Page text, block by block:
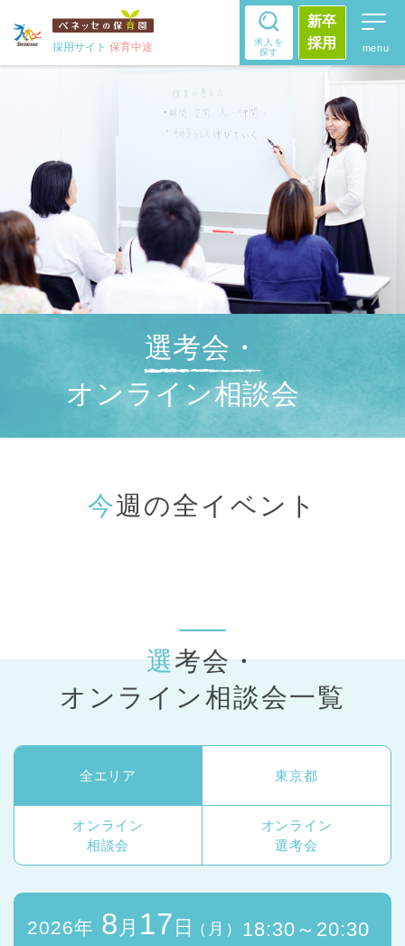
採用サイト 保育中途
求人を
探す
新卒
採用
選考会・
オンライン相談会
今週の全イベント
選考会・
オンライン相談会一覧
全エリア 東京都
オンライン
相談会
オンライン
選考会
2026年 8 月 17 日 （月） 18:30～20:30